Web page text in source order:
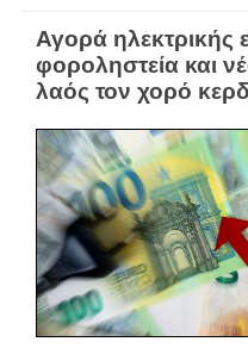
Αγορά ηλεκτρικής
φοροληστεία και
λαός τον χορό